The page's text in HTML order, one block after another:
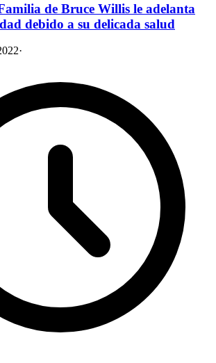
de Bruce Willis le adelanta
debido a su delicada salud
·